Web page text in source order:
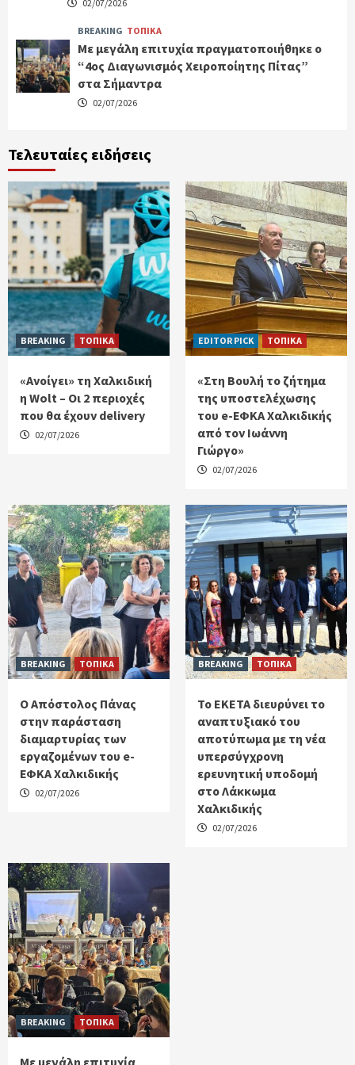
02/07/2026
BREAKING ΤΟΠΙΚΑ
Με μεγάλη επιτυχία πραγματοποιήθηκε ο
“4ος Διαγωνισμός Χειροποίητης Πίτας”
στα Σήμαντρα
02/07/2026
Τελευταίες ειδήσεις
BREAKING ΤΟΠΙΚΑ
«Ανοίγει» τη Χαλκιδική
η Wolt – Οι 2 περιοχές
που θα έχουν delivery
02/07/2026
EDITOR PICK ΤΟΠΙΚΑ
«Στη Βουλή το ζήτημα
της υποστελέχωσης
του e-ΕΦΚΑ Χαλκιδικής
από τον Ιωάννη
Γιώργο»
02/07/2026
BREAKING ΤΟΠΙΚΑ
Ο Απόστολος Πάνας
στην παράσταση
διαμαρτυρίας των
εργαζομένων του e-
ΕΦΚΑ Χαλκιδικής
02/07/2026
BREAKING ΤΟΠΙΚΑ
Το ΕΚΕΤΑ διευρύνει το
αναπτυξιακό του
αποτύπωμα με τη νέα
υπερσύγχρονη
ερευνητική υποδομή
στο Λάκκωμα
Χαλκιδικής
02/07/2026
BREAKING ΤΟΠΙΚΑ
Με μεγάλη επιτυχία